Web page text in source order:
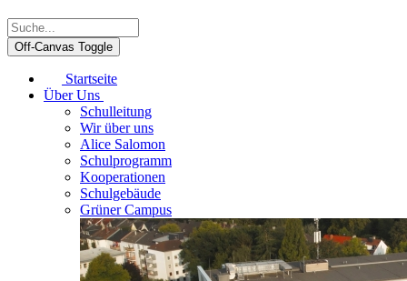
Off-Canvas Toggle
Startseite
Über Uns
Schulleitung
Wir über uns
Alice Salomon
Schulprogramm
Kooperationen
Schulgebäude
Grüner Campus